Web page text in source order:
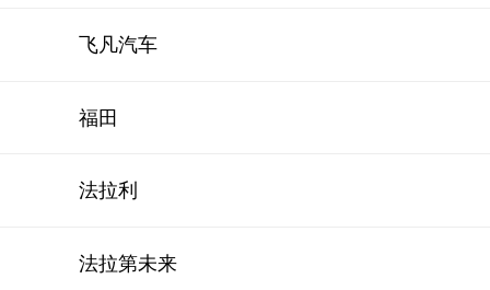
飞凡汽车
福田
法拉利
法拉第未来